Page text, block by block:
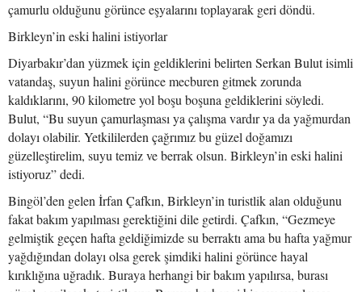
çamurlu olduğunu görünce eşyalarını toplayarak geri döndü.
Birkleyn’in eski halini istiyorlar
Diyarbakır’dan yüzmek için geldiklerini belirten Serkan Bulut isimli
vatandaş, suyun halini görünce mecburen gitmek zorunda
kaldıklarını, 90 kilometre yol boşu boşuna geldiklerini söyledi.
Bulut, “Bu suyun çamurlaşması ya çalışma vardır ya da yağmurdan
dolayı olabilir. Yetkililerden çağrımız bu güzel doğamızı
güzelleştirelim, suyu temiz ve berrak olsun. Birkleyn’in eski halini
istiyoruz” dedi.
Bingöl’den gelen İrfan Çafkın, Birkleyn’in turistlik alan olduğunu
fakat bakım yapılması gerektiğini dile getirdi. Çafkın, “Gezmeye
gelmiştik geçen hafta geldiğimizde su berraktı ama bu hafta yağmur
yağdığından dolayı olsa gerek şimdiki halini görünce hayal
kırıklığına uğradık. Buraya herhangi bir bakım yapılırsa, burası